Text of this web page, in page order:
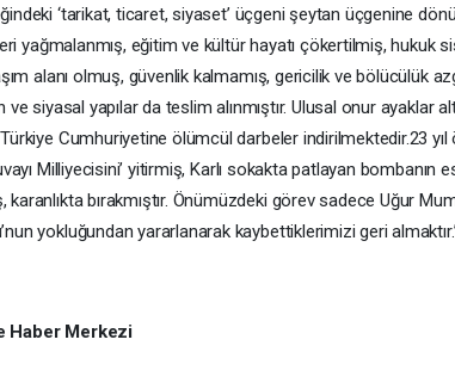
‘tarikat, ticaret, siyaset’ üçgeni şeytan üçgenine
yağmalanmış, eğitim ve kültür hayatı çökertilmiş, hukuk
alanı olmuş, güvenlik kalmamış, gericilik ve bölücülük
siyasal yapılar da teslim alınmıştır. Ulusal onur ayaklar
Cumhuriyetine ölümcül darbeler indirilmektedir.23
Milliyecisini’ yitirmiş, Karlı sokakta patlayan bombanın
karanlıkta bırakmıştır. Önümüzdeki görev sadece Uğur
yokluğundan yararlanarak kaybettiklerimizi geri
Haber Merkezi